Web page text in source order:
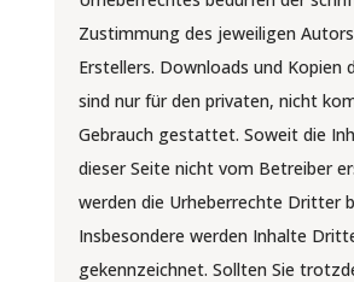
Zustimmung des jeweiligen
Erstellers. Downloads und Kopien
sind nur für den privaten, nicht
Gebrauch gestattet. Soweit die
dieser Seite nicht vom Betreiber
werden die Urheberrechte Dritter
Insbesondere werden Inhalte
gekennzeichnet. Sollten Sie